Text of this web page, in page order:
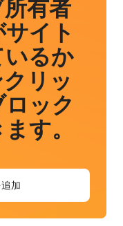
有者
イト
るか
リッ
ック
す。
加